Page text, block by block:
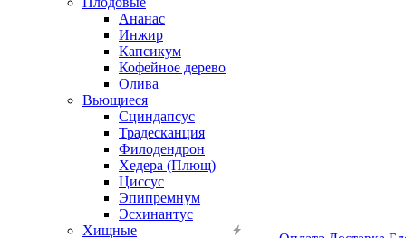
Ананас
Инжир
Капсикум
Кофейное дерево
Олива
Вьющиеся
Сциндапсус
Традесканция
Филодендрон
Хедера (Плющ)
Циссус
Эпипремнум
Эсхинантус
Хищные